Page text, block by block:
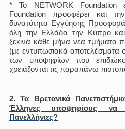
* Το NETWORK Foundation
Foundation προσφέρει και
δυνατότητα Εγγύησης
όλη την Ελλάδα την Κύπρο
ξεκινά κάθε μήνα νέα τμήματα
(με εντυπωσιακά αποτελέσματα
των υποψηφίων που
χρειάζονται τις παραπάνω
2. Τα Βρετανικά
Έλληνες υποψηφίους να
Πανελλήνιες?